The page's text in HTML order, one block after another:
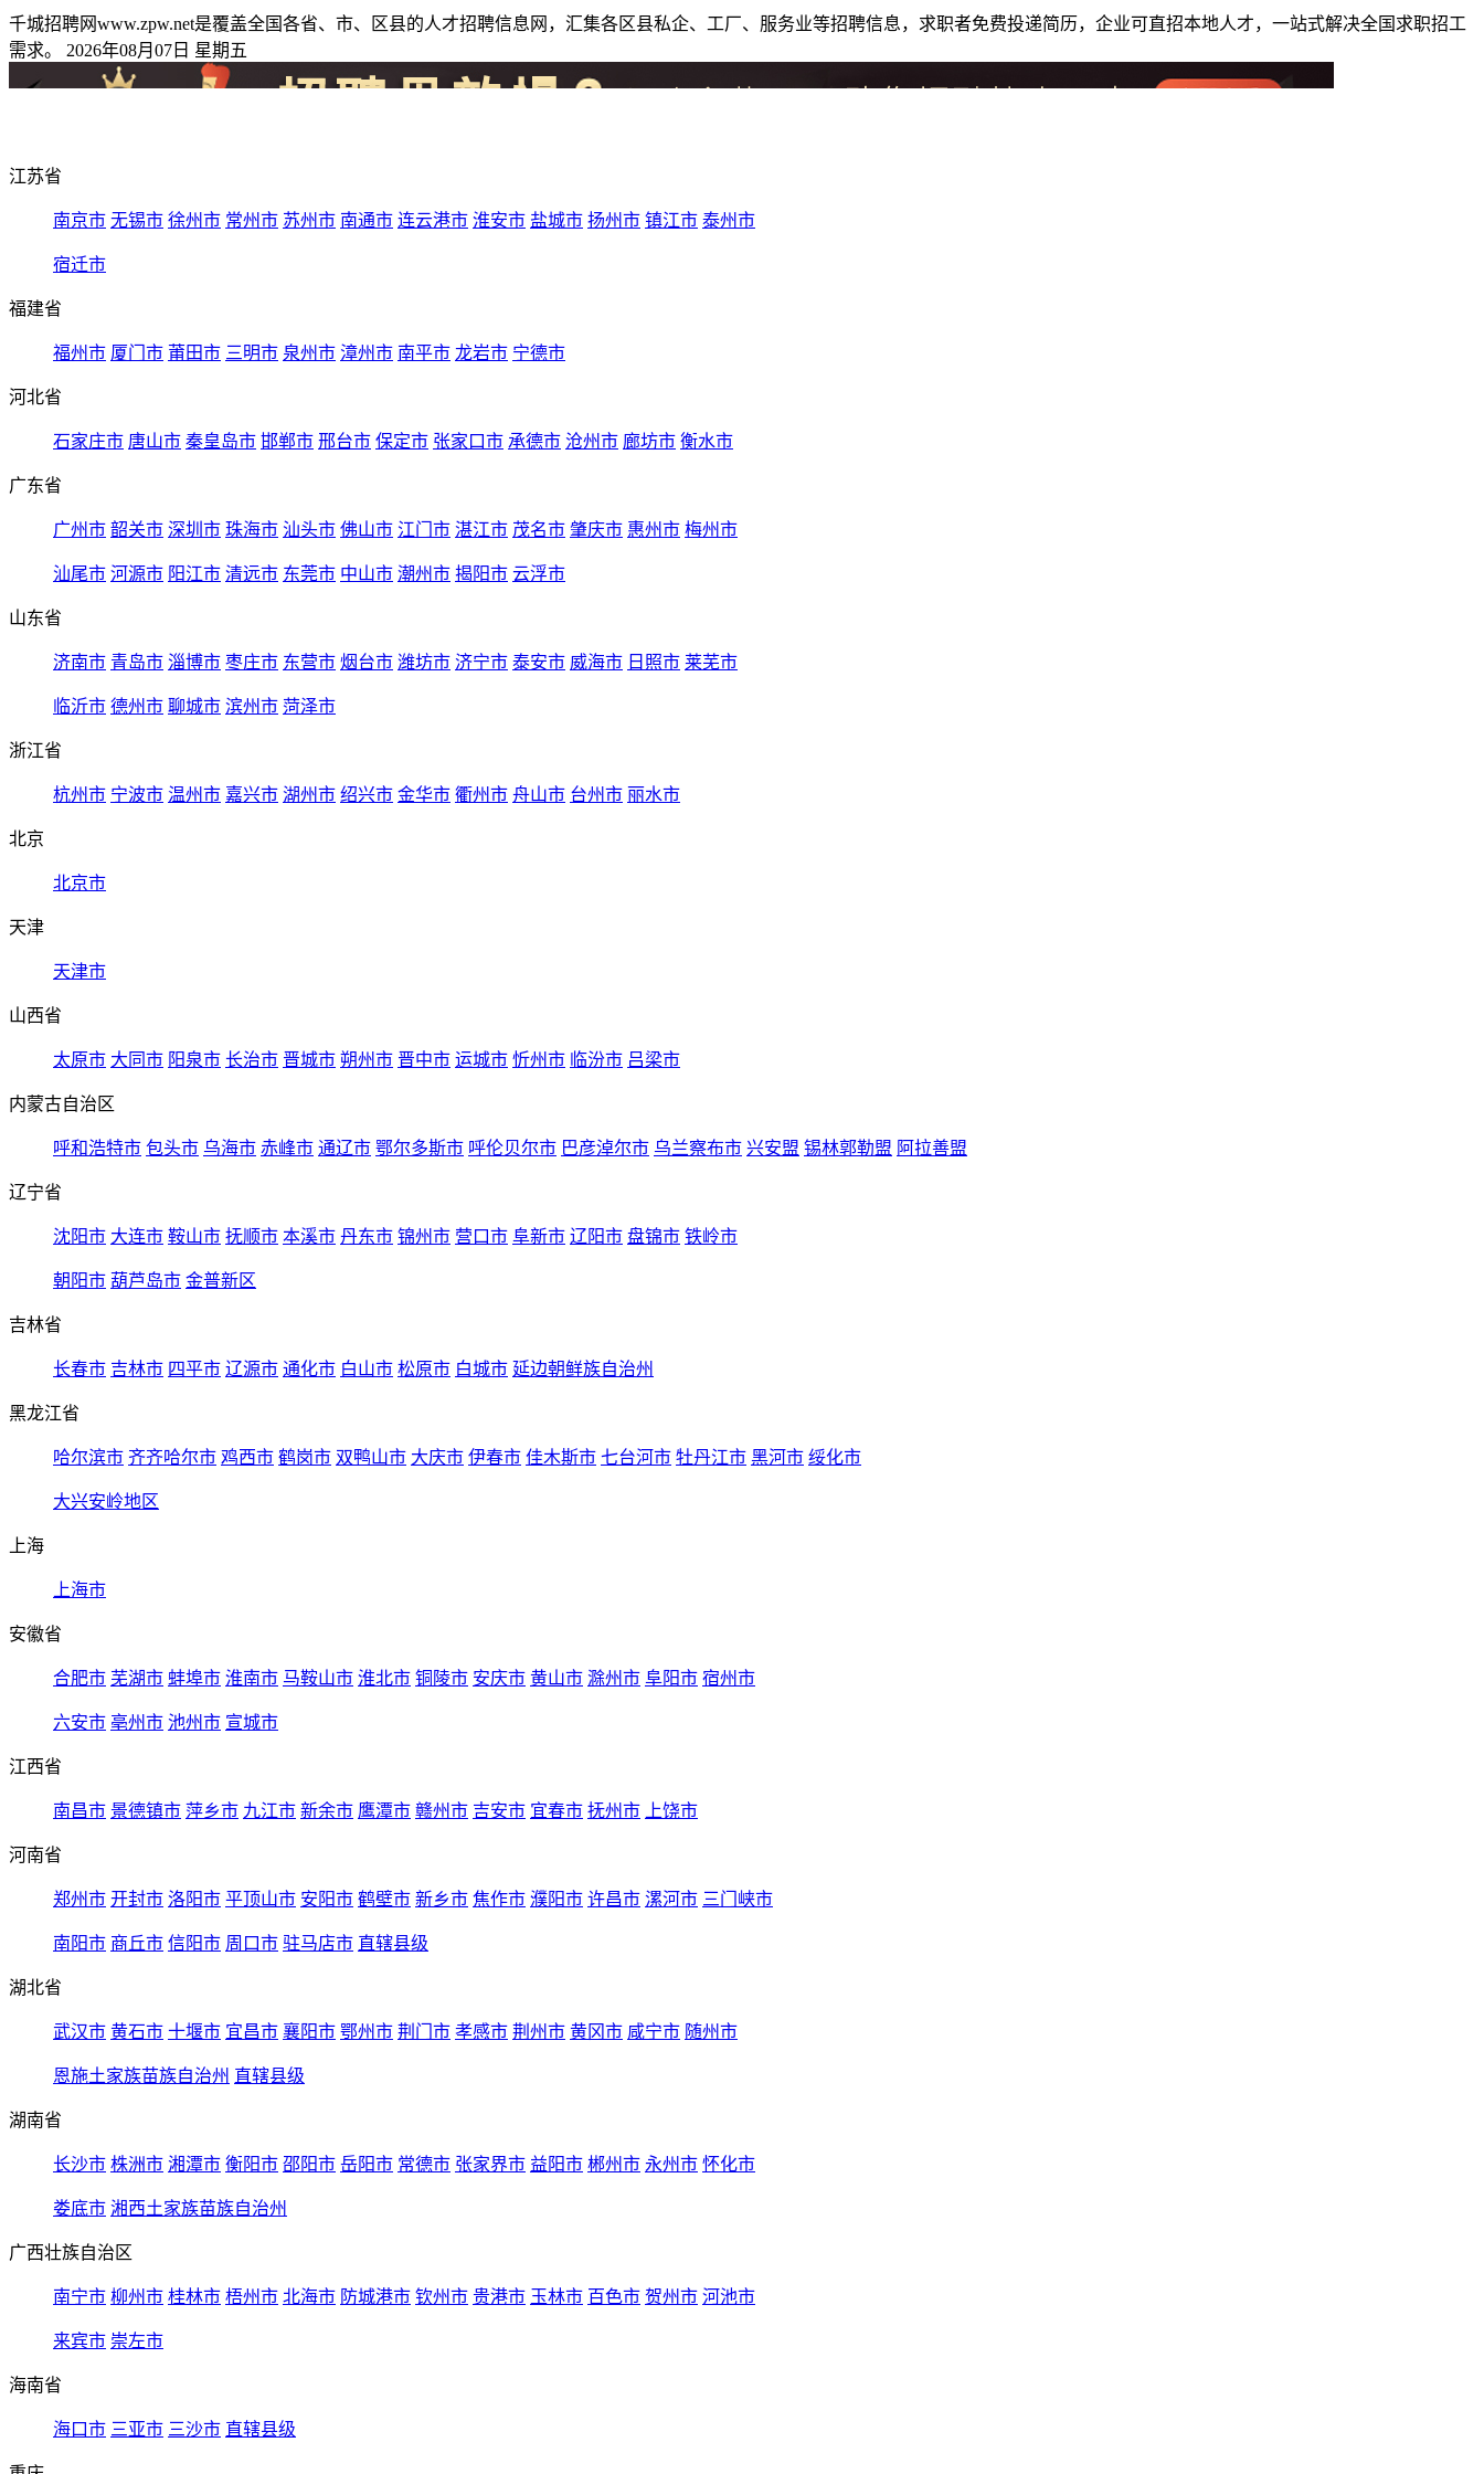
千城招聘网www.zpw.net是覆盖全国各省、市、区县的人才招聘信息网，汇集各区县私企、工厂、服务业等招聘信息，求职者免费投递简历，企业可直招本地人才，一站式解决全国求职招工
需求。 2026年08月07日 星期五
江苏省
南京市 无锡市 徐州市 常州市 苏州市 南通市 连云港市 淮安市 盐城市 扬州市 镇江市 泰州市
宿迁市
福建省
福州市 厦门市 莆田市 三明市 泉州市 漳州市 南平市 龙岩市 宁德市
河北省
石家庄市 唐山市 秦皇岛市 邯郸市 邢台市 保定市 张家口市 承德市 沧州市 廊坊市 衡水市
广东省
广州市 韶关市 深圳市 珠海市 汕头市 佛山市 江门市 湛江市 茂名市 肇庆市 惠州市 梅州市
汕尾市 河源市 阳江市 清远市 东莞市 中山市 潮州市 揭阳市 云浮市
山东省
济南市 青岛市 淄博市 枣庄市 东营市 烟台市 潍坊市 济宁市 泰安市 威海市 日照市 莱芜市
临沂市 德州市 聊城市 滨州市 菏泽市
浙江省
杭州市 宁波市 温州市 嘉兴市 湖州市 绍兴市 金华市 衢州市 舟山市 台州市 丽水市
北京
北京市
天津
天津市
山西省
太原市 大同市 阳泉市 长治市 晋城市 朔州市 晋中市 运城市 忻州市 临汾市 吕梁市
内蒙古自治区
呼和浩特市 包头市 乌海市 赤峰市 通辽市 鄂尔多斯市 呼伦贝尔市 巴彦淖尔市 乌兰察布市 兴安盟 锡林郭勒盟 阿拉善盟
辽宁省
沈阳市 大连市 鞍山市 抚顺市 本溪市 丹东市 锦州市 营口市 阜新市 辽阳市 盘锦市 铁岭市
朝阳市 葫芦岛市 金普新区
吉林省
长春市 吉林市 四平市 辽源市 通化市 白山市 松原市 白城市 延边朝鲜族自治州
黑龙江省
哈尔滨市 齐齐哈尔市 鸡西市 鹤岗市 双鸭山市 大庆市 伊春市 佳木斯市 七台河市 牡丹江市 黑河市 绥化市
大兴安岭地区
上海
上海市
安徽省
合肥市 芜湖市 蚌埠市 淮南市 马鞍山市 淮北市 铜陵市 安庆市 黄山市 滁州市 阜阳市 宿州市
六安市 亳州市 池州市 宣城市
江西省
南昌市 景德镇市 萍乡市 九江市 新余市 鹰潭市 赣州市 吉安市 宜春市 抚州市 上饶市
河南省
郑州市 开封市 洛阳市 平顶山市 安阳市 鹤壁市 新乡市 焦作市 濮阳市 许昌市 漯河市 三门峡市
南阳市 商丘市 信阳市 周口市 驻马店市 直辖县级
湖北省
武汉市 黄石市 十堰市 宜昌市 襄阳市 鄂州市 荆门市 孝感市 荆州市 黄冈市 咸宁市 随州市
恩施土家族苗族自治州 直辖县级
湖南省
长沙市 株洲市 湘潭市 衡阳市 邵阳市 岳阳市 常德市 张家界市 益阳市 郴州市 永州市 怀化市
娄底市 湘西土家族苗族自治州
广西壮族自治区
南宁市 柳州市 桂林市 梧州市 北海市 防城港市 钦州市 贵港市 玉林市 百色市 贺州市 河池市
来宾市 崇左市
海南省
海口市 三亚市 三沙市 直辖县级